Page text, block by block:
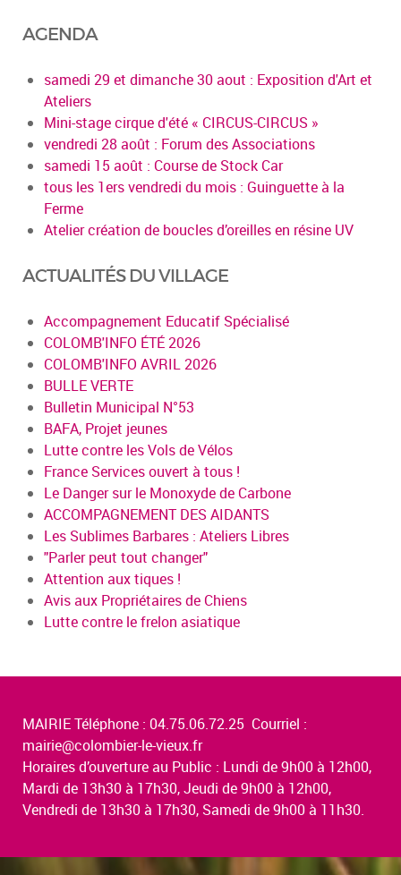
AGENDA
samedi 29 et dimanche 30 aout : Exposition d'Art et
Ateliers
Mini-stage cirque d'été « CIRCUS-CIRCUS »
vendredi 28 août : Forum des Associations
samedi 15 août : Course de Stock Car
tous les 1ers vendredi du mois : Guinguette à la
Ferme
Atelier création de boucles d’oreilles en résine UV
ACTUALITÉS DU VILLAGE
Accompagnement Educatif Spécialisé
COLOMB'INFO ÉTÉ 2026
COLOMB'INFO AVRIL 2026
BULLE VERTE
Bulletin Municipal N°53
BAFA, Projet jeunes
Lutte contre les Vols de Vélos
France Services ouvert à tous !
Le Danger sur le Monoxyde de Carbone
ACCOMPAGNEMENT DES AIDANTS
Les Sublimes Barbares : Ateliers Libres
"Parler peut tout changer"
Attention aux tiques !
Avis aux Propriétaires de Chiens
Lutte contre le frelon asiatique
MAIRIE Téléphone : 04.75.06.72.25 Courriel :
mairie@colombier-le-vieux.fr
Horaires d’ouverture au Public : Lundi de 9h00 à 12h00,
Mardi de 13h30 à 17h30, Jeudi de 9h00 à 12h00,
Vendredi de 13h30 à 17h30, Samedi de 9h00 à 11h30.